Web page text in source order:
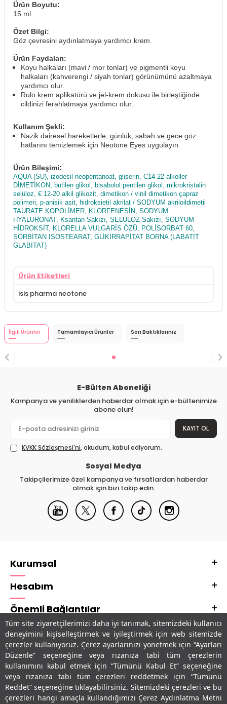
Tüm site ziyaretçilerimizi daha iyi tanımak, sitemizdeki kullanıcı
deneyimini kişiselleştirmek ve iyileştirmek için web sitemizde
çerezler kullanıyoruz. Çerez ayarlarınızı yönetmek için “Ayarları
Düzenle” seçeneğine veya rızanıza tabi tüm çerezlerin
kullanımını kabul etmek için “Tümünü Kabul Et” seçeneğine
veya rızanıza tabi tüm çerezleri reddetmek için “Tümünü
Reddet” seçeneğine tıklayabilirsiniz. Sitemizdeki çerezleri ve bu
çerezleri hangi amaçla kullandığımızı Çerez Aydınlatma Metni
Ürün Boyutu:
15 ml
Özet Bilgi:
Göz çevresini aydınlatmaya yardımcı krem.
Ürün Faydaları:
Koyu halkaları (mavi / mor tonlar) ve pigmentli koyu
halkaları (kahverengi / siyah tonlar) görünümünü azaltmaya
yardımcı olur.
Rulo krem ​​aplikatörü ve jel-krem dokusu ile birleştiğinde
cildinizi ferahlatmaya yardımcı olur.
Kullanım Şekli:
Nazik dairesel hareketlerle, günlük, sabah ve gece göz
hatlarını temizlemek için Neotone Eyes uygulayın.
Ürün Bileşimi:
AQUA (SU), izodesil neopentanoat, gliserin, C14-22 alkoller
DİMETİKON, butilen glikol, bisabolol pentilen glikol, mikrokristalin
selüloz, € 12-20 alkil glikozit, dimetikon / vinil dimetikon çapraz
polimeri, p-anisik asit, hidroksietil akrilat / SODYUM akriloildimetil
TAURATE KOPOLİMER, KLORFENESİN, SODYUM
HYALURONAT, Ksantan Sakızı, SELÜLOZ Sakızı, SODYUM
HİDROKSİT, KLORELLA VULGARİS ÖZÜ, POLİSORBAT 60,
SORBİTAN ISOSTEARAT, GLİKİRRAPİTAT BORNA (LABATİT
GLABİTAT)
Ürün Etiketleri
isis pharma neotone
İlgili Ürünler Tamamlayıcı Ürünler Son Baktıklarınız
E-Bülten Aboneliği
Kampanya ve yeniliklerden haberdar olmak için e-bültenimize
abone olun!
KAYIT OL
KVKK Sözleşmesi'ni, okudum, kabul ediyorum.
Sosyal Medya
Takipçilerimize özel kampanya ve fırsatlardan haberdar
olmak için bizi takip edin.
Kurumsal
Hesabım
Önemli Bağlantılar
Adres & İletişim
Uygulamalarımız